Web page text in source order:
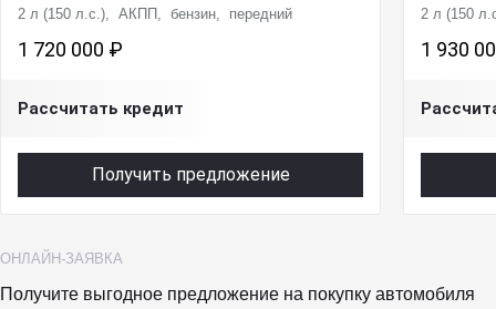
2 л (150 л.с.), АКПП, бензин, передний
1 720 000 ₽
Рассчитать кредит
Получить предложение
2 л (150
1 930
ОНЛАЙН-ЗАЯВКА
Получите выгодное предложение на покупку автомобиля